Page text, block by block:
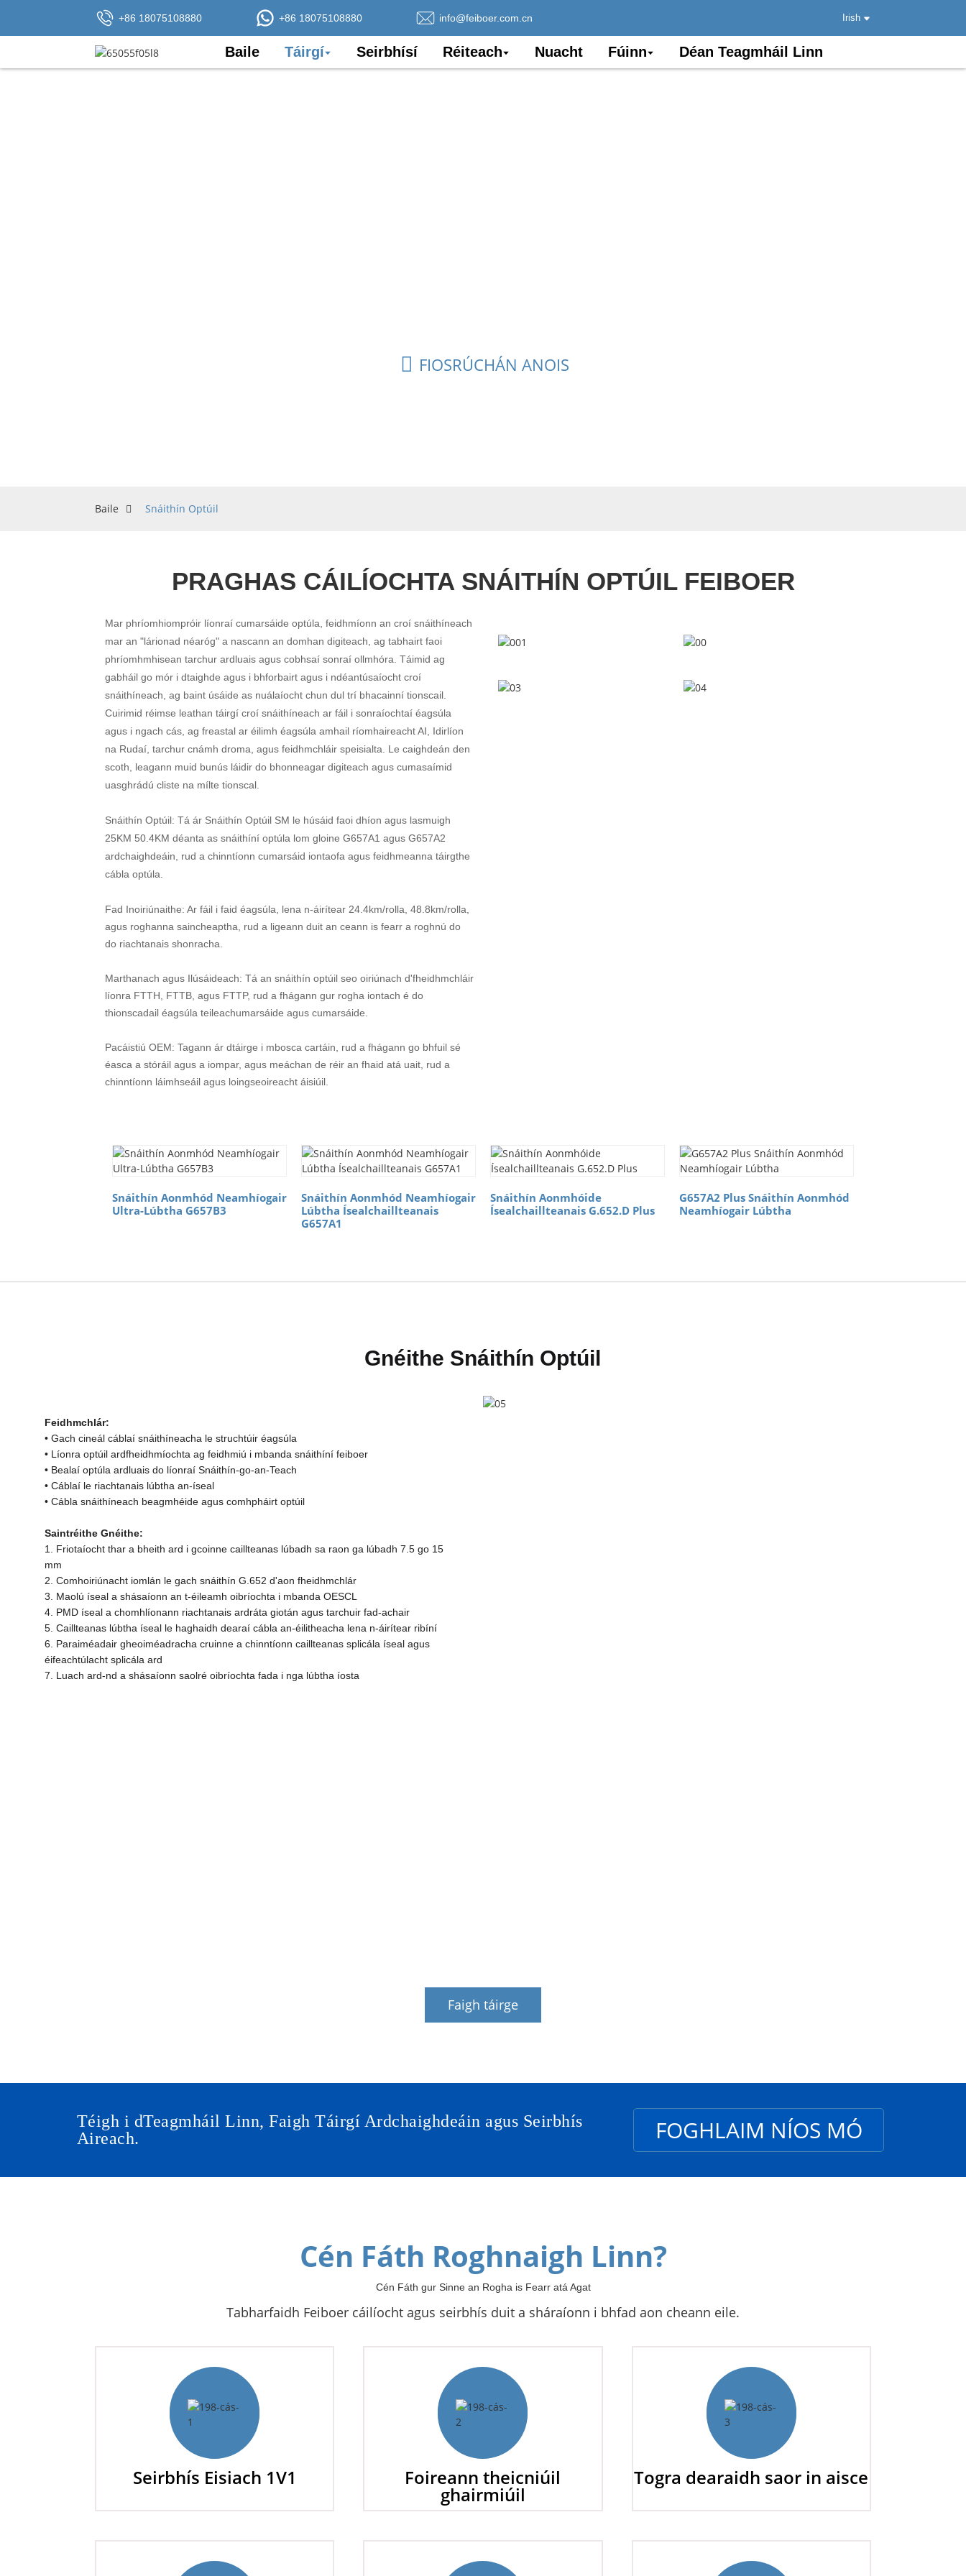
+86 18075108880 +86 18075108880 info@feiboer.com.cn Irish
Baile Táirgí Seirbhísí Réiteach Nuacht Fúinn Déan Teagmháil Linn
FIOSRÚCHÁN ANOIS
Baile Snáithín Optúil
PRAGHAS CÁILÍOCHTA SNÁITHÍN OPTÚIL FEIBOER
Mar phríomhiompróir líonraí cumarsáide optúla, feidhmíonn an croí snáithíneach
mar an "lárionad néaróg" a nascann an domhan digiteach, ag tabhairt faoi
phríomhmhisean tarchur ardluais agus cobhsaí sonraí ollmhóra. Táimid ag
gabháil go mór i dtaighde agus i bhforbairt agus i ndéantúsaíocht croí
snáithíneach, ag baint úsáide as nuálaíocht chun dul trí bhacainní tionscail.
Cuirimid réimse leathan táirgí croí snáithíneach ar fáil i sonraíochtaí éagsúla
agus i ngach cás, ag freastal ar éilimh éagsúla amhail ríomhaireacht AI, Idirlíon
na Rudaí, tarchur cnámh droma, agus feidhmchláir speisialta. Le caighdeán den
scoth, leagann muid bunús láidir do bhonneagar digiteach agus cumasaímid
uasghrádú cliste na mílte tionscal.
Snáithín Optúil: Tá ár Snáithín Optúil SM le húsáid faoi dhíon agus lasmuigh
25KM 50.4KM déanta as snáithíní optúla lom gloine G657A1 agus G657A2
ardchaighdeáin, rud a chinntíonn cumarsáid iontaofa agus feidhmeanna táirgthe
cábla optúla.
Fad Inoiriúnaithe: Ar fáil i faid éagsúla, lena n-áirítear 24.4km/rolla, 48.8km/rolla,
agus roghanna saincheaptha, rud a ligeann duit an ceann is fearr a roghnú do
do riachtanais shonracha.
Marthanach agus Ilúsáideach: Tá an snáithín optúil seo oiriúnach d'fheidhmchláir
líonra FTTH, FTTB, agus FTTP, rud a fhágann gur rogha iontach é do
thionscadail éagsúla teileachumarsáide agus cumarsáide.
Pacáistiú OEM: Tagann ár dtáirge i mbosca cartáin, rud a fhágann go bhfuil sé
éasca a stóráil agus a iompar, agus meáchan de réir an fhaid atá uait, rud a
chinntíonn láimhseáil agus loingseoireacht áisiúil.
Snáithín Aonmhód Neamhíogair
Ultra-Lúbtha G657B3
Snáithín Aonmhód Neamhíogair
Lúbtha Ísealchaillteanais
G657A1
Snáithín Aonmhóide
Ísealchaillteanais G.652.D Plus
G657A2 Plus Snáithín Aonmhód
Neamhíogair Lúbtha
Gnéithe Snáithín Optúil
Feidhmchlár:
• Gach cineál cáblaí snáithíneacha le struchtúir éagsúla
• Líonra optúil ardfheidhmíochta ag feidhmiú i mbanda snáithíní feiboer
• Bealaí optúla ardluais do líonraí Snáithín-go-an-Teach
• Cáblaí le riachtanais lúbtha an-íseal
• Cábla snáithíneach beagmhéide agus comhpháirt optúil
Saintréithe Gnéithe:
1. Friotaíocht thar a bheith ard i gcoinne caillteanas lúbadh sa raon ga lúbadh 7.5 go 15
mm
2. Comhoiriúnacht iomlán le gach snáithín G.652 d'aon fheidhmchlár
3. Maolú íseal a shásaíonn an t-éileamh oibríochta i mbanda OESCL
4. PMD íseal a chomhlíonann riachtanais ardráta giotán agus tarchuir fad-achair
5. Caillteanas lúbtha íseal le haghaidh dearaí cábla an-éilitheacha lena n-áirítear ribíní
6. Paraiméadair gheoiméadracha cruinne a chinntíonn caillteanas splicála íseal agus
éifeachtúlacht splicála ard
7. Luach ard-nd a shásaíonn saolré oibríochta fada i nga lúbtha íosta
Faigh táirge
Téigh i dTeagmháil Linn, Faigh Táirgí Ardchaighdeáin agus Seirbhís
Aireach.
FOGHLAIM NÍOS MÓ
Cén Fáth Roghnaigh Linn?
Cén Fáth gur Sinne an Rogha is Fearr atá Agat
Tabharfaidh Feiboer cáilíocht agus seirbhís duit a sháraíonn i bhfad aon cheann eile.
Seirbhís Eisiach 1V1 Foireann theicniúil
ghairmiúil
Togra dearaidh saor in aisce